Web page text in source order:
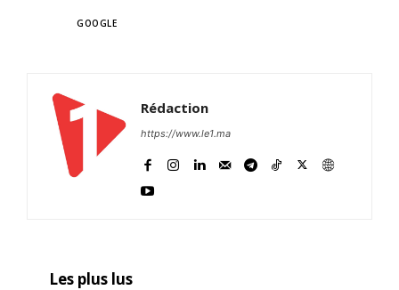
GOOGLE
Rédaction
https://www.le1.ma
Les plus lus